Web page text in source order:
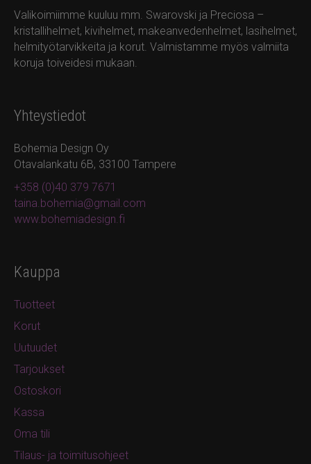
Valikoimiimme kuuluu mm. Swarovski ja Preciosa –
kristallihelmet, kivihelmet, makeanvedenhelmet, lasihelmet,
helmityötarvikkeita ja korut. Valmistamme myös valmiita
koruja toiveidesi mukaan.
Yhteystiedot
Bohemia Design Oy
Otavalankatu 6B, 33100 Tampere
+358 (0)40 379 7671
taina.bohemia@gmail.com
www.bohemiadesign.fi
Kauppa
Tuotteet
Korut
Uutuudet
Tarjoukset
Ostoskori
Kassa
Oma tili
Tilaus- ja toimitusohjeet